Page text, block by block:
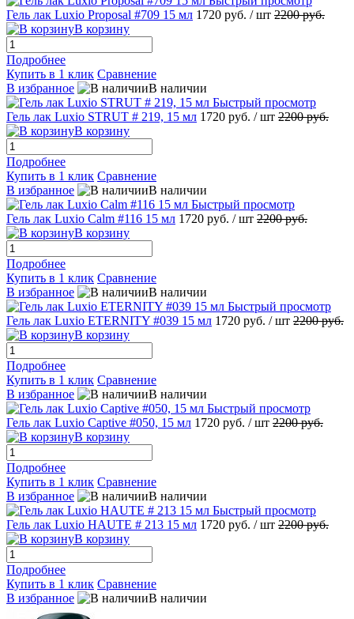
Гель лак Luxio Proposal #709 15 мл 1720 руб. / шт 2200 руб.
В корзину
Подробнее
Купить в 1 клик Сравнение
В избранное
В наличии
Быстрый просмотр
Гель лак Luxio STRUT # 219, 15 мл 1720 руб. / шт 2200 руб.
В корзину
Подробнее
Купить в 1 клик Сравнение
В избранное
В наличии
Быстрый просмотр
Гель лак Luxio Calm #116 15 мл 1720 руб. / шт 2200 руб.
В корзину
Подробнее
Купить в 1 клик Сравнение
В избранное
В наличии
Быстрый просмотр
Гель лак Luxio ETERNITY #039 15 мл 1720 руб. / шт 2200 руб.
В корзину
Подробнее
Купить в 1 клик Сравнение
В избранное
В наличии
Быстрый просмотр
Гель лак Luxio Captive #050, 15 мл 1720 руб. / шт 2200 руб.
В корзину
Подробнее
Купить в 1 клик Сравнение
В избранное
В наличии
Быстрый просмотр
Гель лак Luxio HAUTE # 213 15 мл 1720 руб. / шт 2200 руб.
В корзину
Подробнее
Купить в 1 клик Сравнение
В избранное
В наличии